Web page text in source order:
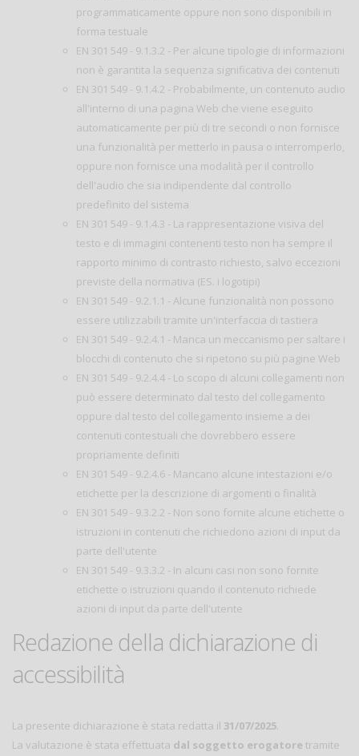
programmaticamente oppure non sono disponibili in
forma testuale
EN 301 549 - 9.1.3.2 - Per alcune tipologie di informazioni
non è garantita la sequenza significativa dei contenuti
EN 301 549 - 9.1.4.2 - Probabilmente, un contenuto audio
all'interno di una pagina Web che viene eseguito
automaticamente per più di tre secondi o non fornisce
una funzionalità per metterlo in pausa o interromperlo,
oppure non fornisce una modalità per il controllo
dell'audio che sia indipendente dal controllo
predefinito del sistema
EN 301 549 - 9.1.4.3 - La rappresentazione visiva del
testo e di immagini contenenti testo non ha sempre il
rapporto minimo di contrasto richiesto, salvo eccezioni
previste della normativa (ES. i logotipi)
EN 301 549 - 9.2.1.1 - Alcune funzionalità non possono
essere utilizzabili tramite un'interfaccia di tastiera
EN 301 549 - 9.2.4.1 - Manca un meccanismo per saltare i
blocchi di contenuto che si ripetono su più pagine Web
EN 301 549 - 9.2.4.4 - Lo scopo di alcuni collegamenti non
può essere determinato dal testo del collegamento
oppure dal testo del collegamento insieme a dei
contenuti contestuali che dovrebbero essere
propriamente definiti
EN 301 549 - 9.2.4.6 - Mancano alcune intestazioni e/o
etichette per la descrizione di argomenti o finalità
EN 301 549 - 9.3.2.2 - Non sono fornite alcune etichette o
istruzioni in contenuti che richiedono azioni di input da
parte dell'utente
EN 301 549 - 9.3.3.2 - In alcuni casi non sono fornite
etichette o istruzioni quando il contenuto richiede
azioni di input da parte dell'utente
Redazione della dichiarazione di
accessibilità
La presente dichiarazione è stata redatta il 31/07/2025.
La valutazione è stata effettuata dal soggetto erogatore tramite